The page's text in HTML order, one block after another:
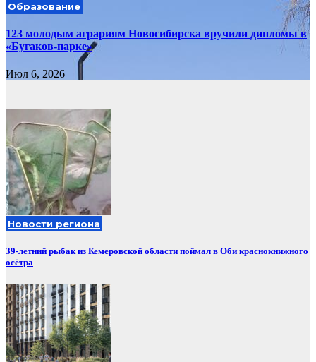
Образование
123 молодым аграриям Новосибирска вручили дипломы в
«Бугаков-парке»
Июл 6, 2026
Новости региона
39-летний рыбак из Кемеровской области поймал в Оби краснокнижного
осётра